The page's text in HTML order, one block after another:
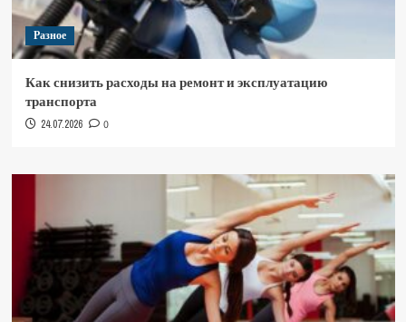
Разное
Как снизить расходы на ремонт и эксплуатацию
транспорта
24.07.2026 0